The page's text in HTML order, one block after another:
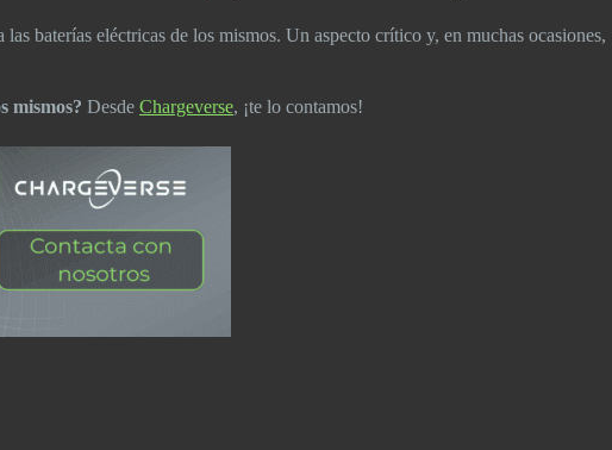
baterías eléctricas de los mismos. Un aspecto crítico y, en muchas ocasiones,
mismos? Desde Chargeverse, ¡te lo contamos!